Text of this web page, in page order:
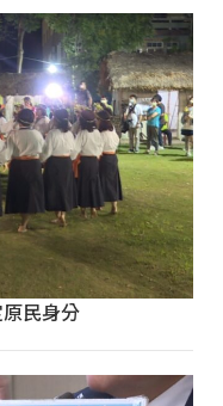
民身分